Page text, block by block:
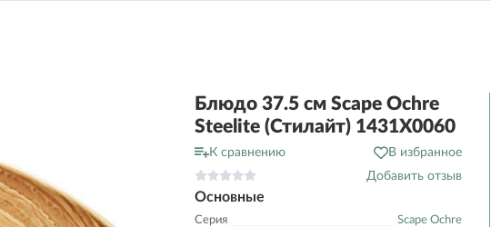
Блюдо 37.5 см Scape Ochre
Steelite (Стилайт) 1431X0060
К сравнению
В избранное
Добавить отзыв
Основные
Серия
Scape Ochre